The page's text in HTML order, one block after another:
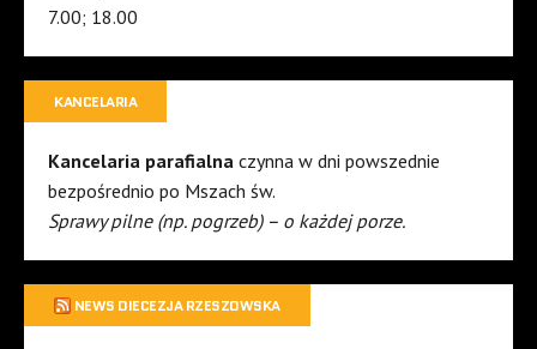
7.00; 18.00
KANCELARIA
Kancelaria parafialna czynna w dni powszednie
bezpośrednio po Mszach św.
Sprawy pilne (np. pogrzeb) – o każdej porze.
NEWS DIECEZJA RZESZOWSKA